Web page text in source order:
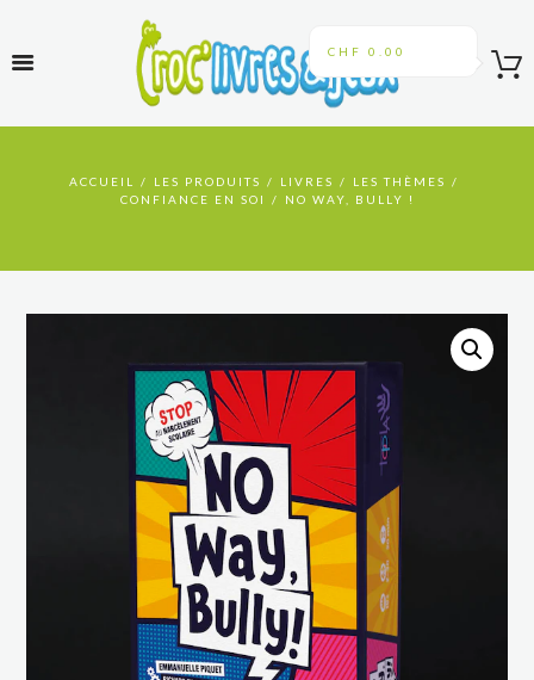
CHF 0.00
ACCUEIL LES PRODUITS LIVRES
LES THÈMES
CONFIANCE EN SOI
NO WAY, BULLY !